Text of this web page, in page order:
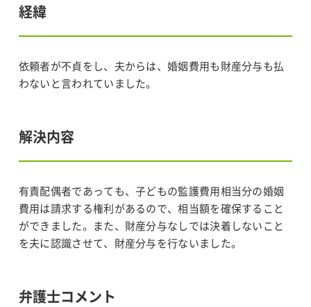
経緯
依頼者が不貞をし、夫からは、婚姻費用も財産分与も払
わないと言われていました。
解決内容
有責配偶者であっても、子どもの監護費用相当分の婚姻
費用は請求する権利があるので、相当額を確保すること
ができました。また、財産分与なしでは決着しないこと
を夫に認識させて、財産分与を行ないました。
弁護士コメント